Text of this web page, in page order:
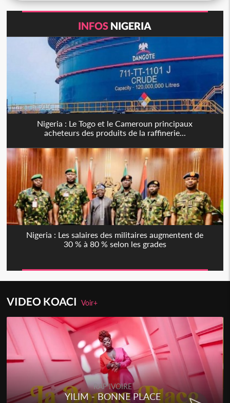
INFOS NIGERIA
Nigeria : Le Togo et le Cameroun principaux
acheteurs des produits de la raffinerie...
Nigeria : Les salaires des militaires augmentent de
30 % à 80 % selon les grades
VIDEO KOACIVoir+
RAP IVOIRE
YILIM - BONNE PLACE